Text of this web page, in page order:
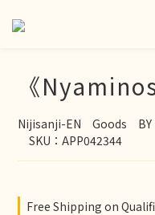
《
Nijisanji-EN　Goods　BY
SKU：APP042344
Free Shipping on